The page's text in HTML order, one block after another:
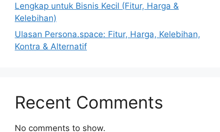
Lengkap untuk Bisnis Kecil (Fitur, Harga &
Kelebihan)
Ulasan Persona.space: Fitur, Harga, Kelebihan,
Kontra & Alternatif
Recent Comments
No comments to show.